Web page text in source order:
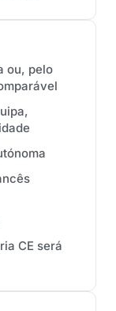
ou, pelo
CE será